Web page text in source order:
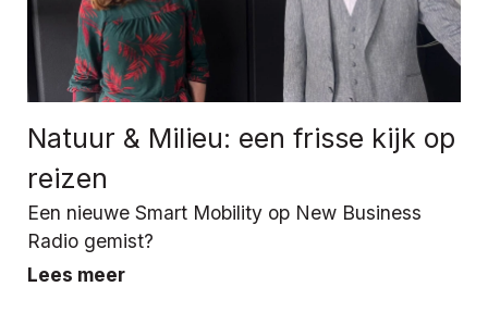
Natuur & Milieu: een frisse kijk op
reizen
Een nieuwe Smart Mobility op New Business
Radio gemist?
Lees meer